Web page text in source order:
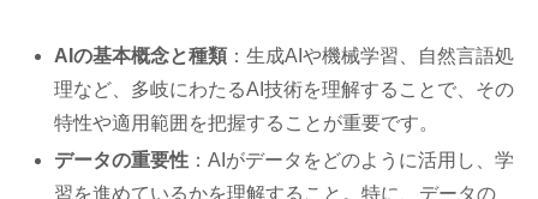
AIの基本概念と種類 ：生成AIや機械学習、自然言語処
理など、多岐にわたるAI技術を理解することで、その
特性や適用範囲を把握することが重要です。
データの重要性 ：AIがデータをどのように活用し、学
習を進めているかを理解すること。特に、データの